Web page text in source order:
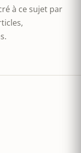
à ce sujet par